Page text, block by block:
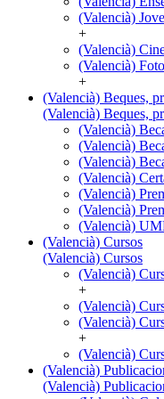
(Valencià)
+
(Valencià)
(Valencià)
+
(Valencià) Beques,
(Valencià) Beques,
(Valencià)
(Valencià)
(Valencià)
(Valencià)
(Valencià)
(Valencià)
(Valencià)
(Valencià) Cursos
(Valencià) Cursos
(Valencià)
+
(Valencià)
(Valencià)
+
(Valencià)
(Valencià)
(Valencià)